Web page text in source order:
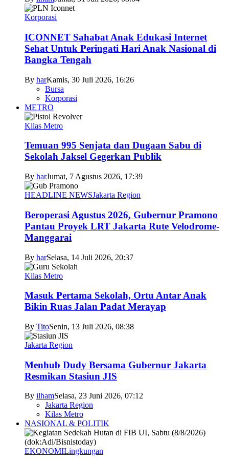
Korporasi
ICONNET Sahabat Anak Edukasi Internet
Sehat Untuk Peringati Hari Anak Nasional di
Bangka Tengah
By harKamis, 30 Juli 2026, 16:26
Bursa
Korporasi
METRO
Kilas Metro
Temuan 995 Senjata dan Dugaan Sabu di
Sekolah Jaksel Gegerkan Publik
By harJumat, 7 Agustus 2026, 17:39
HEADLINE NEWSJakarta Region
Beroperasi Agustus 2026, Gubernur Pramono
Pantau Proyek LRT Jakarta Rute Velodrome-
Manggarai
By harSelasa, 14 Juli 2026, 20:37
Kilas Metro
Masuk Pertama Sekolah, Ortu Antar Anak
Bikin Ruas Jalan Padat Merayap
By TitoSenin, 13 Juli 2026, 08:38
Jakarta Region
Menhub Dudy Bersama Gubernur Jakarta
Resmikan Stasiun JIS
By ilhamSelasa, 23 Juni 2026, 07:12
Jakarta Region
Kilas Metro
NASIONAL & POLITIK
EKONOMILingkungan